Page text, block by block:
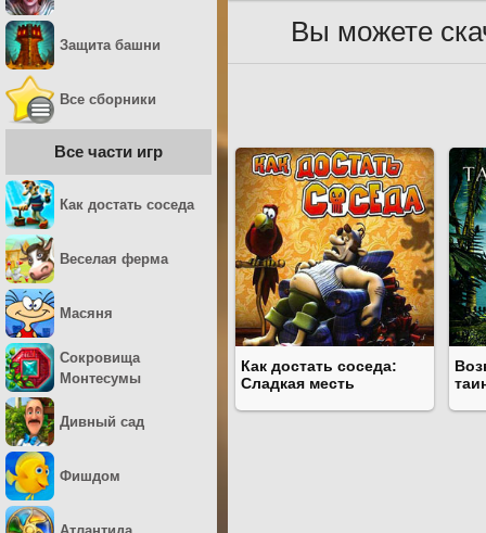
Вы можете
Как достать соседа:
Сладкая месть
Защита башни
Все сборники
Все части игр
Как достать соседа
Веселая ферма
Масяня
Сокровища
Монтесумы
Дивный сад
Фишдом